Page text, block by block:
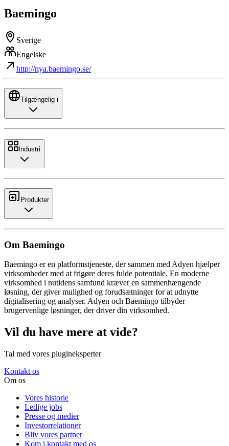
Baemingo
Sverige
Engelske
http://nya.baemingo.se/
Tilgængelig i
Industri
Produkter
Om Baemingo
Baemingo er en platformstjeneste, der sammen med Adyen hjælper
virksomheder med at frigøre deres fulde potentiale. En moderne
virksomhed i nutidens samfund kræver en sammenhængende
løsning, der giver mulighed og forudsætninger for at udnytte
digitalisering og analyser. Adyen och Baemingo tilbyder
brugervenlige løsninger, der driver din virksomhed.
Vil du have mere at vide?
Tal med vores plugineksperter
Kontakt os
Om os
Vores historie
Ledige jobs
Presse og medier
Investorrelationer
Bliv vores partner
Kom i kontakt med os